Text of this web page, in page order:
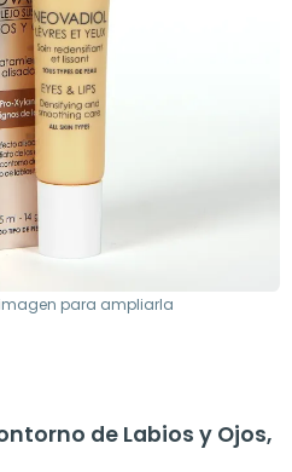
para ampliarla
de Labios y Ojos,